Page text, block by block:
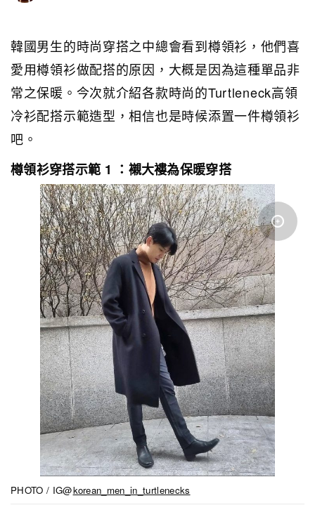
韓國男生的時尚穿搭之中總會看到樽領衫，他們喜
愛用樽領衫做配搭的原因，大概是因為這種單品非
常之保暖。今次就介紹各款時尚的Turtleneck高領
冷衫配搭示範造型，相信也是時候添置一件樽領衫
吧。
樽領衫穿搭示範 1 ：襯大褸為保暖穿搭
PHOTO / IG@korean_men_in_turtlenecks